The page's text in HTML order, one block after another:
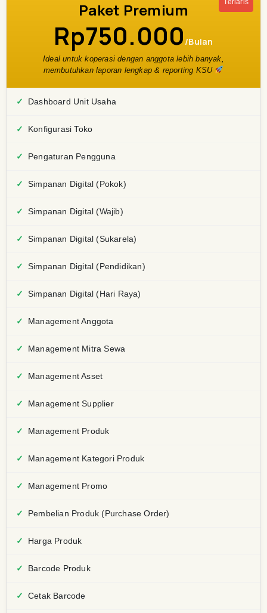
Paket Premium
Rp750.000 /Bulan
Ideal untuk koperasi dengan anggota lebih banyak,
membutuhkan laporan lengkap & reporting KSU
Dashboard Unit Usaha
Konfigurasi Toko
Pengaturan Pengguna
Simpanan Digital (Pokok)
Simpanan Digital (Wajib)
Simpanan Digital (Sukarela)
Simpanan Digital (Pendidikan)
Simpanan Digital (Hari Raya)
Management Anggota
Management Mitra Sewa
Management Asset
Management Supplier
Management Produk
Management Kategori Produk
Management Promo
Pembelian Produk (Purchase Order)
Harga Produk
Barcode Produk
Cetak Barcode